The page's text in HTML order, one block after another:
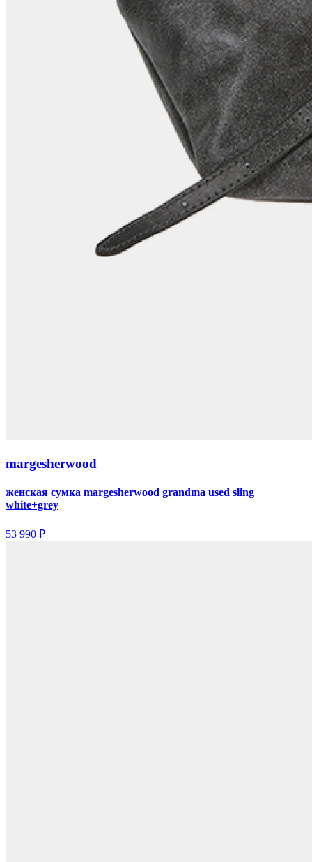
margesherwood
женская сумка margesherwood grandma used sling
white+grey
53 990 ₽